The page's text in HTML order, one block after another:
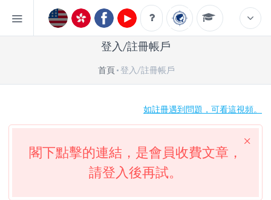
登入/註冊帳戶
首頁 登入/註冊帳戶
如註冊遇到問題，可看這視頻。
閣下點擊的連結，是會員收費文章，
請登入後再試。